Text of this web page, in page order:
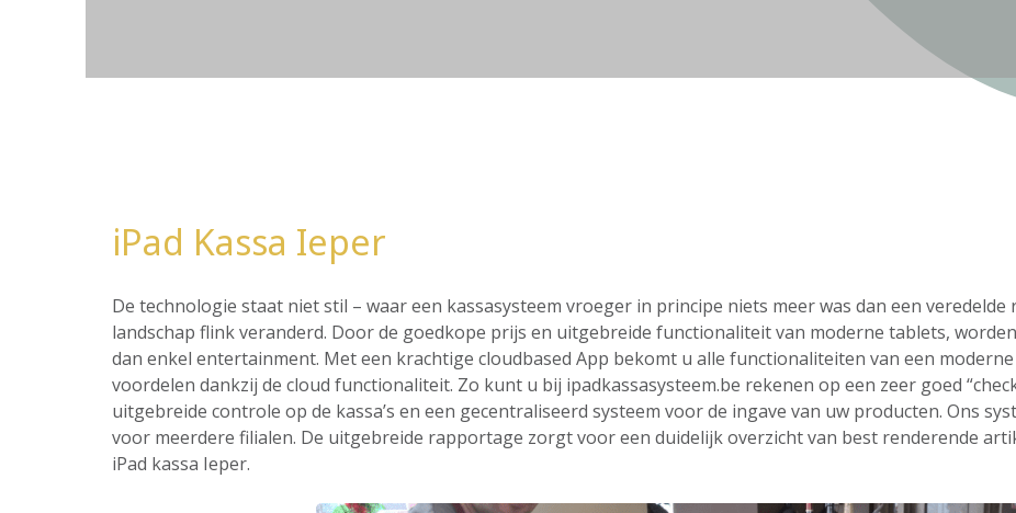
iPad Kassa Ieper
De technologie staat niet stil – waar een kassasysteem vroeger in principe niets meer was dan een
landschap flink veranderd. Door de goedkope prijs en uitgebreide functionaliteit van moderne tablets,
dan enkel entertainment. Met een krachtige cloudbased App bekomt u alle functionaliteiten van een
voordelen dankzij de cloud functionaliteit. Zo kunt u bij ipadkassasysteem.be rekenen op een zeer goed
uitgebreide controle op de kassa’s en een gecentraliseerd systeem voor de ingave van uw producten. Ons
voor meerdere filialen. De uitgebreide rapportage zorgt voor een duidelijk overzicht van best renderende
iPad kassa Ieper.